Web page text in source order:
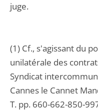
juge.
(1) Cf., s'agissant du
unilatérale des
Syndicat
Cannes le Cannet
T. pp. 660-662-850-